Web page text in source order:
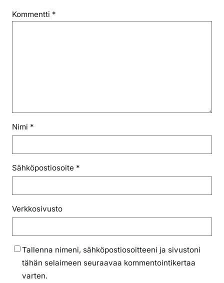
Kommentti *
Nimi *
Sähköpostiosoite *
Verkkosivusto
Tallenna nimeni, sähköpostiosoitteeni ja sivustoni
tähän selaimeen seuraavaa kommentointikertaa
varten.